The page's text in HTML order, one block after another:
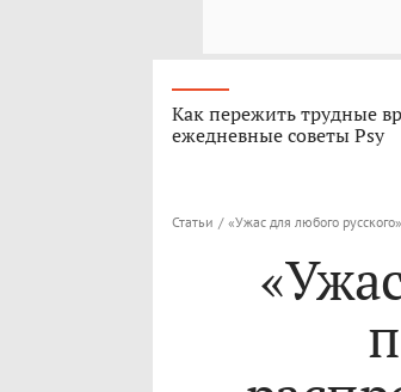
Как пережить трудные
ежедневные советы Psy
Статьи / «Ужас для любого